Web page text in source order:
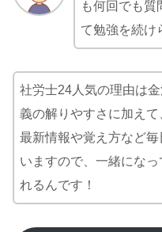
も何回でも質
て勉強を続け
社労士24人気の理由は
義の解りやすさに加え
最新情報や覚え方など
いますので、一緒になっ
れるんです！